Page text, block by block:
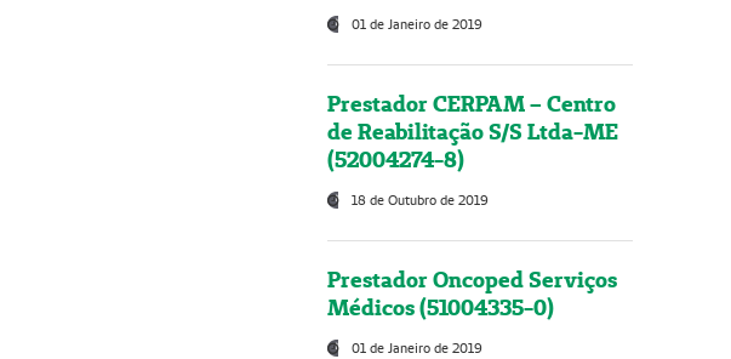
01 de Janeiro de 2019
Prestador CERPAM – Centro
de Reabilitação S/S Ltda-ME
(52004274-8)
18 de Outubro de 2019
Prestador Oncoped Serviços
Médicos (51004335-0)
01 de Janeiro de 2019